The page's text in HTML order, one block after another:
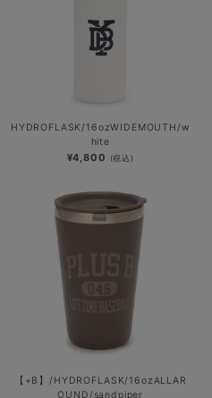
HYDROFLASK/16ozWIDEMOUTH/w
hite
¥4,800 (税込)
【+B】/HYDROFLASK/16ozALLAR
OUND/sandpiper